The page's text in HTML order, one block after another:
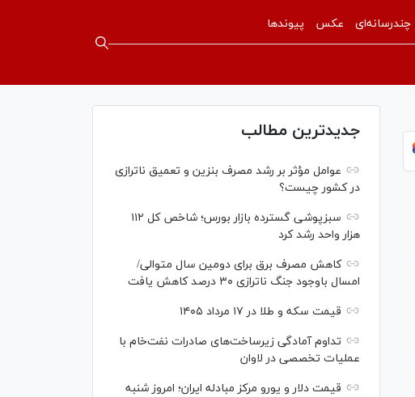
چندرسانه‌ای عکس پیوندها
جدیدترین مطالب
عوامل مؤثر بر رشد مصرف بنزین و تعمیق ناترازی
در کشور چیست؟
سبزپوشی گسترده بازار بورس؛ شاخص کل ۱۱۲
هزار واحد رشد کرد
کاهش مصرف برق برای دومین سال متوالی/
امسال باوجود جنگ ناترازی ۳۰ درصد کاهش یافت
قیمت سکه و طلا در ۱۷ مرداد ۱۴۰۵
تداوم آمادگی زیرساخت‌های صادرات نفت‌خام با
عملیات تخصصی در لاوان
قیمت دلار و یورو مرکز مبادله ایران؛ امروز شنبه